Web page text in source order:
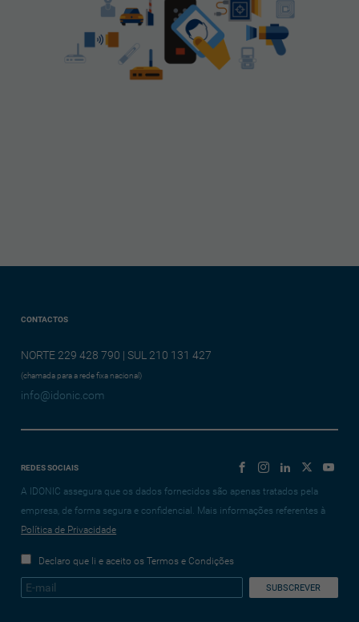
CONTACTOS
NORTE 229 428 790 | SUL 210 131 427
(chamada para a rede fixa nacional)
info@idonic.com
REDES SOCIAIS
A IDONIC assegura que os dados fornecidos são apenas tratados pela
empresa, de forma segura e confidencial. Mais informações referentes à
Política de Privacidade
Declaro que li e aceito os Termos e Condições